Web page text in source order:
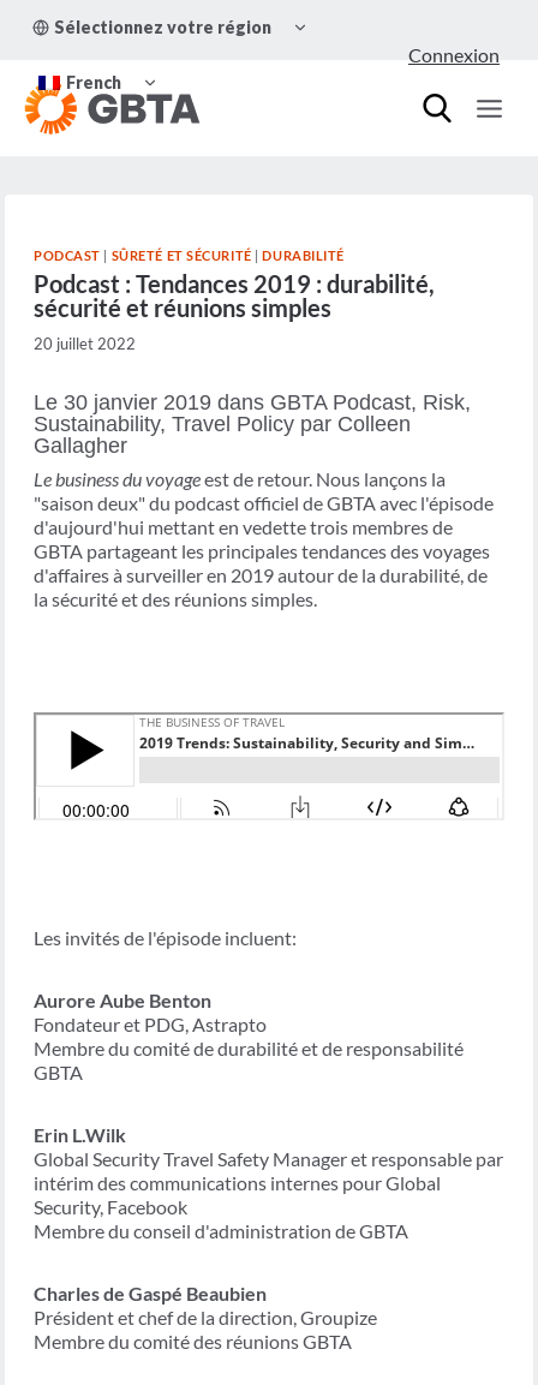
Sélectionnez votre région
LE
French
LE
MENU
ENFANT
Connexion
PODCAST | SÛRETÉ ET SÉCURITÉ |DURABILITÉ
Podcast : Tendances 2019 : durabilité,
sécurité et réunions simples
20 juillet 2022
Le 30 janvier 2019 dans GBTA Podcast, Risk,
Sustainability, Travel Policy par Colleen
Gallagher
Le business du voyageest de retour. Nous lançons la
"saison deux" du podcast officiel de GBTA avec l'épisode
d'aujourd'hui mettant en vedette trois membres de
GBTA partageant les principales tendances des voyages
d'affaires à surveiller en 2019 autour de la durabilité, de
la sécurité et des réunions simples.
Les invités de l'épisode incluent:
Aurore Aube Benton
Fondateur et PDG, Astrapto
Membre du comité de durabilité et de responsabilité
GBTA
Erin L.Wilk
Global Security Travel Safety Manager et responsable par
intérim des communications internes pour Global
Security, Facebook
Membre du conseil d'administration de GBTA
Charles de Gaspé Beaubien
Président et chef de la direction, Groupize
Membre du comité des réunions GBTA